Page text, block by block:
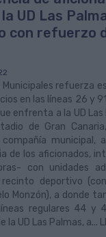
UD Las
con refuerzo
Municipales refuerza
en las líneas 26 y
enfrenta a la UD
de Gran
compañía
de los aficionados,
con unidades
deportivo
Monzón), a donde
regulares 44 y
la UD Las Palmas, a...